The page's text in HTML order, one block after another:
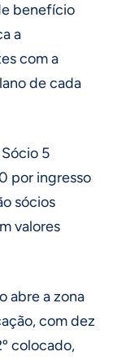
benefício
a
com a
de cada
5
por ingresso
sócios
valores
abre a zona
com dez
colocado,